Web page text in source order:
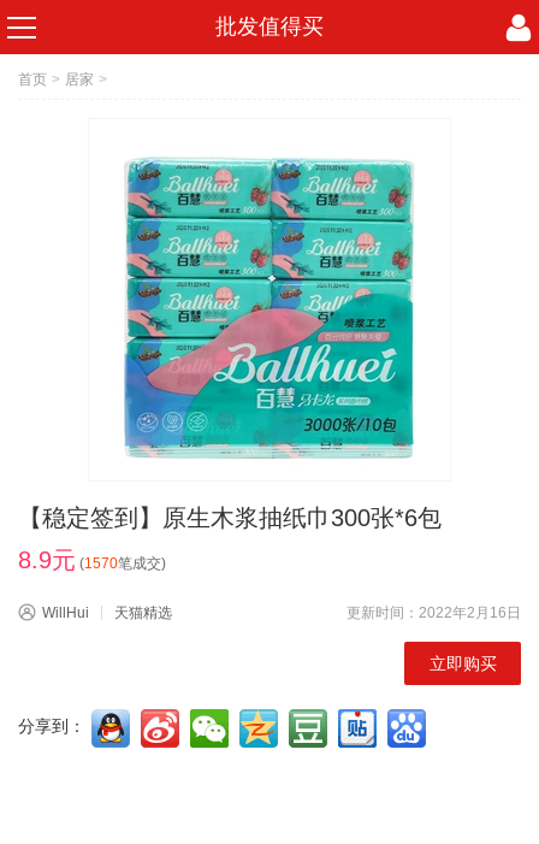
批发值得买
首页 > 居家 >
【稳定签到】原生木浆抽纸巾300张*6包
8.9元 (1570笔成交)
WillHui 天猫精选 更新时间：2022年2月16日
立即购买
分享到：